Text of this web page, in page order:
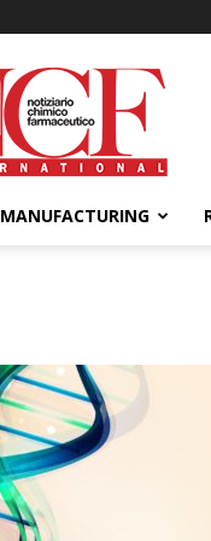
NCF
International
MANUFACTURING